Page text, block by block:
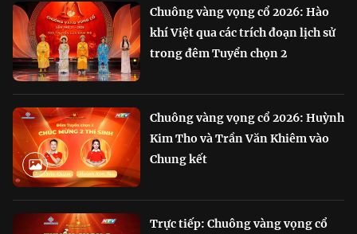
Chuông vàng vọng cổ 2026: Hào
khí Việt qua các trích đoạn lịch sử
trong đêm Tuyển chọn 2
Chuông vàng vọng cổ 2026: Huỳnh
Kim Tho và Trần Văn Khiêm vào
Chung kết
Trực tiếp: Chuông vàng vọng cổ